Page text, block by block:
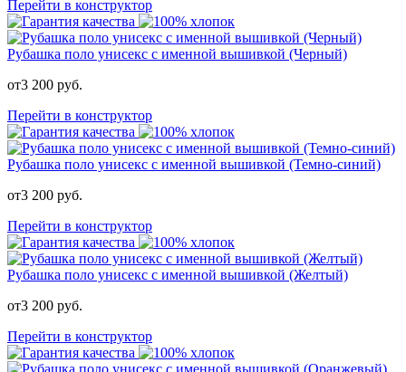
Перейти в конструктор
Рубашка поло унисекс с именной вышивкой (Черный)
от3 200 руб.
Перейти в конструктор
Рубашка поло унисекс с именной вышивкой (Темно-синий)
от3 200 руб.
Перейти в конструктор
Рубашка поло унисекс с именной вышивкой (Желтый)
от3 200 руб.
Перейти в конструктор